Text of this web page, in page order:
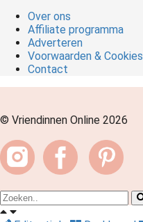
Over ons
Affiliate programma
Adverteren
Voorwaarden & Cookies
Contact
© Vriendinnen Online 2026